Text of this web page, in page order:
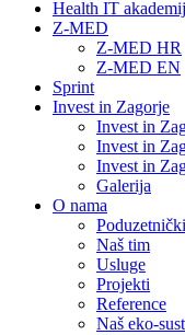
Health IT
Z-MED
Z-MED HR
Z-MED EN
Sprint
Invest in Zagorje
Invest in
Invest in
Invest in
Galerija
O nama
Naš tim
Usluge
Projekti
Reference
Naš eko-